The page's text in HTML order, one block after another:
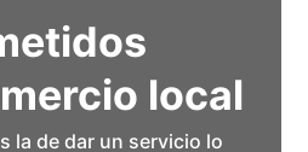
local
la de dar un servicio lo